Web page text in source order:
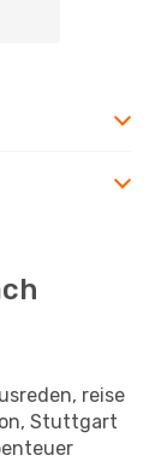
reise
Stuttgart